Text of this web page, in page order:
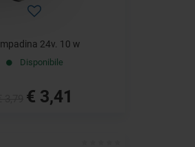
24v. 10 w
Disponibile
€ 3,41